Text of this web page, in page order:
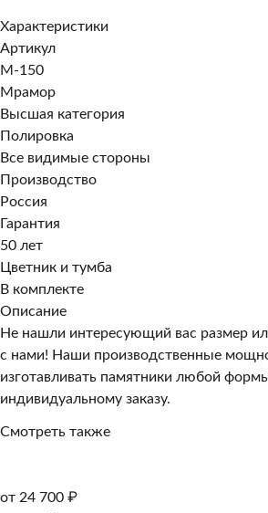
Характеристики
Артикул
M-150
Мрамор
Высшая категория
Полировка
Все видимые стороны
Производство
Россия
Гарантия
50 лет
Цветник и тумба
В комплекте
Описание
Не нашли интересующий вас размер
с нами! Наши производственные
изготавливать памятники любой
индивидуальному заказу.
Смотреть также
от 24 700 ₽